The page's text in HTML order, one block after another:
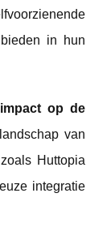
in hun
impact op de
van
Huttopia
integratie